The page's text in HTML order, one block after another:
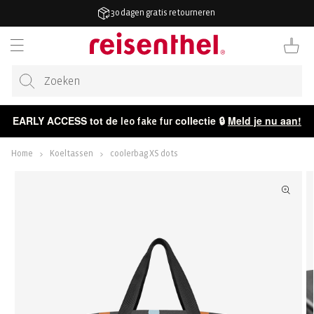
30 dagen gratis retourneren
EARLY ACCESS tot de leo fake fur collectie 🔒 Meld je nu aan!
Home Koeltassen coolerbag XS dots